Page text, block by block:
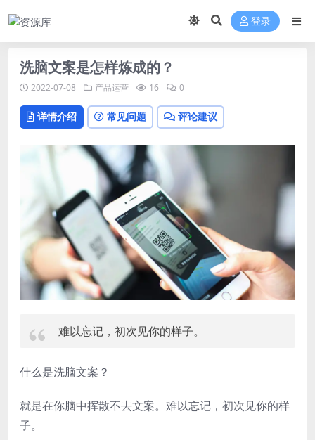
登录
洗脑文案是怎样炼成的？
2022-07-08 产品运营 16 0
详情介绍 常见问题 评论建议
难以忘记，初次见你的样子。
什么是洗脑文案？
就是在你脑中挥散不去文案。难以忘记，初次见你的样
子。